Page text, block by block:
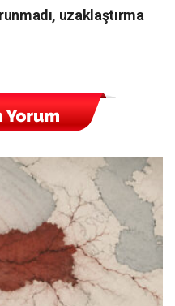
uzaklaştırma